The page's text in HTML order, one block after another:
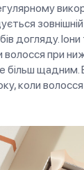
догляду.
при
більш щадним.
коли